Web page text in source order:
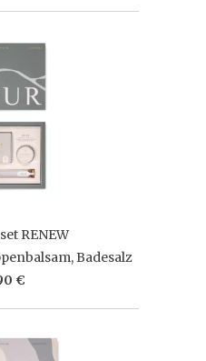
RENEW
Badesalz
€